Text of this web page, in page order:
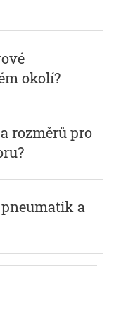
okolí?
rozměrů pro
a